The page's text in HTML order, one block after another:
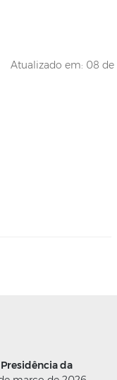
Atualizado em: 08 de
da